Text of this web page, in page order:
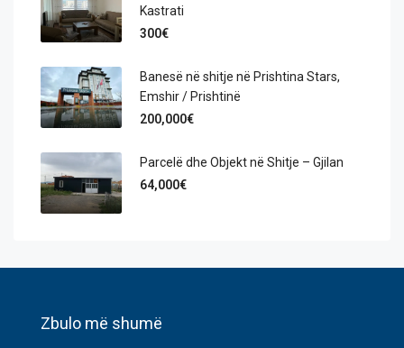
Kastrati
300€
Banesë në shitje në Prishtina Stars,
Emshir / Prishtinë
200,000€
Parcelë dhe Objekt në Shitje – Gjilan
64,000€
Zbulo më shumë